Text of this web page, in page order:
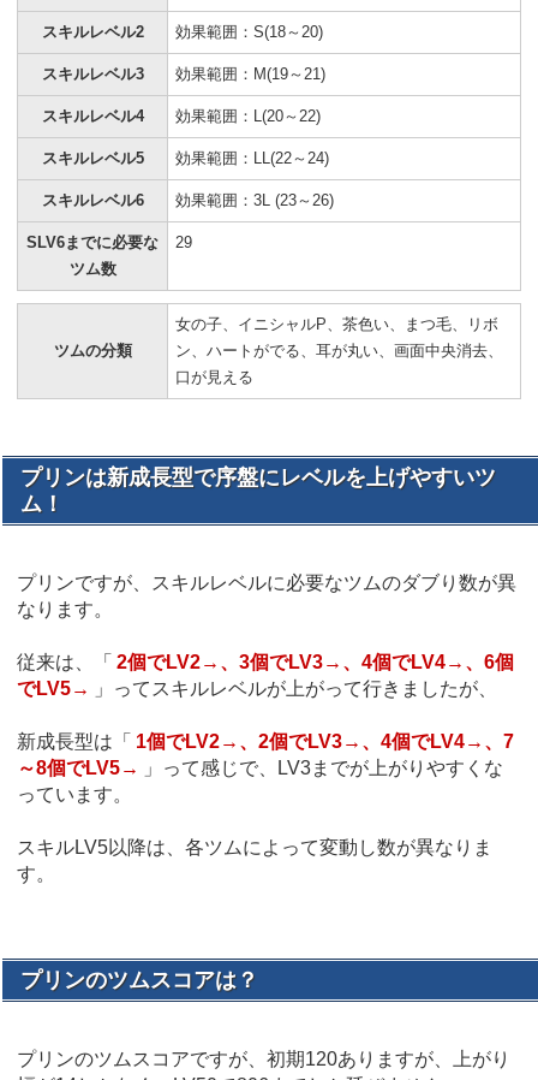
スキルレベル2 効果範囲：S(18～20)
スキルレベル3 効果範囲：M(19～21)
スキルレベル4 効果範囲：L(20～22)
スキルレベル5 効果範囲：LL(22～24)
スキルレベル6 効果範囲：3L (23～26)
SLV6までに必要な
ツム数
29
ツムの分類
女の子、イニシャルP、茶色い、まつ毛、リボ
ン、ハートがでる、耳が丸い、画面中央消去、
口が見える
プリンは新成長型で序盤にレベルを上げやすいツ
ム！
プリンですが、スキルレベルに必要なツムのダブり数が異
なります。
従来は、「 2個でLV2→、3個でLV3→、4個でLV4→、6個
でLV5→
」ってスキルレベルが上がって行きましたが、
新成長型は「 1個でLV2→、2個でLV3→、4個でLV4→、7
～8個でLV5→
」って感じで、LV3までが上がりやすくな
っています。
スキルLV5以降は、各ツムによって変動し数が異なりま
す。
プリンのツムスコアは？
プリンのツムスコアですが、初期120ありますが、上がり